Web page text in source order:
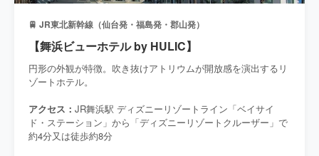
🚆 JR東北新幹線（仙台発・福島発・郡山発）
【舞浜ビューホテル by HULIC】
円形の外観が特徴。吹き抜けアトリウムが開放感を演出するリ
ゾートホテル。
アクセス： JR舞浜駅 ディズニーリゾートライン「ベイサイ
ド・ステーション」から「ディズニーリゾートクルーザー」で
約4分又は徒歩約8分